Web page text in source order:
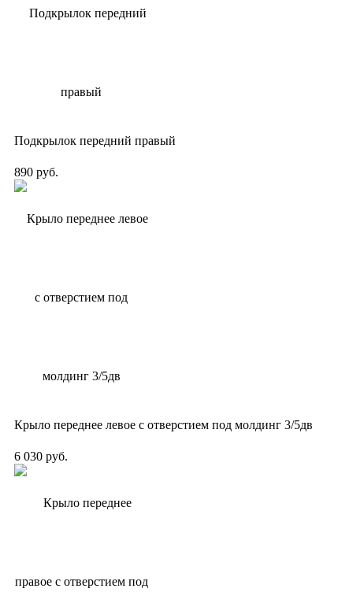
Подкрылок передний правый
890 руб.
Крыло переднее левое с отверстием под молдинг 3/5дв
6 030 руб.